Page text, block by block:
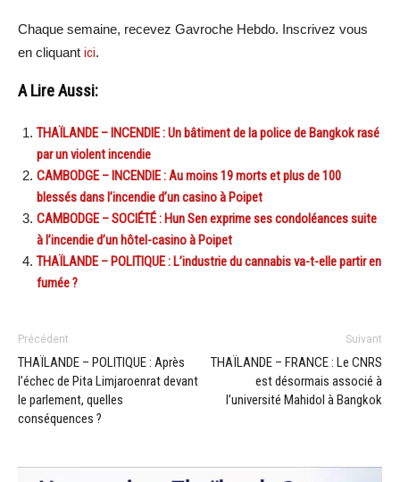
Chaque semaine, recevez Gavroche Hebdo. Inscrivez vous
en cliquant ici.
A Lire Aussi:
THAÏLANDE – INCENDIE : Un bâtiment de la police de Bangkok rasé
par un violent incendie
CAMBODGE – INCENDIE : Au moins 19 morts et plus de 100
blessés dans l’incendie d’un casino à Poipet
CAMBODGE – SOCIÉTÉ : Hun Sen exprime ses condoléances suite
à l’incendie d’un hôtel-casino à Poipet
THAÏLANDE – POLITIQUE : L’industrie du cannabis va-t-elle partir en
fumée ?
Précédent
THAÏLANDE – POLITIQUE : Après
l’échec de Pita Limjaroenrat devant
le parlement, quelles
conséquences ?
Suivant
THAÏLANDE – FRANCE : Le CNRS
est désormais associé à
l’université Mahidol à Bangkok